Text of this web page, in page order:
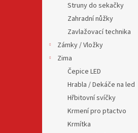
Struny do sekačky
Zahradní nůžky
Zavlažovací technika
Zámky / Vložky
Zima
Čepice LED
Hrabla / Dekáče na led
Hřbitovní svíčky
Krmení pro ptactvo
Krmítka